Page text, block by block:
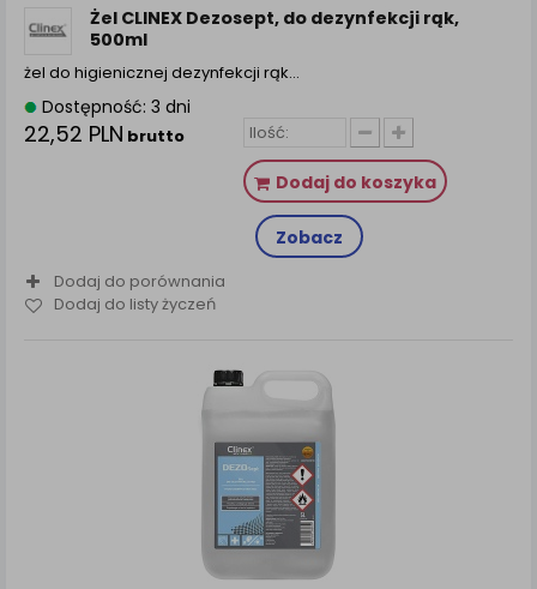
Żel CLINEX Dezosept, do dezynfekcji rąk,
500ml
żel do higienicznej dezynfekcji rąk…
Dostępność: 3 dni
22,52 PLN brutto
Dodaj do koszyka
Zobacz
Dodaj do porównania
Dodaj do listy życzeń